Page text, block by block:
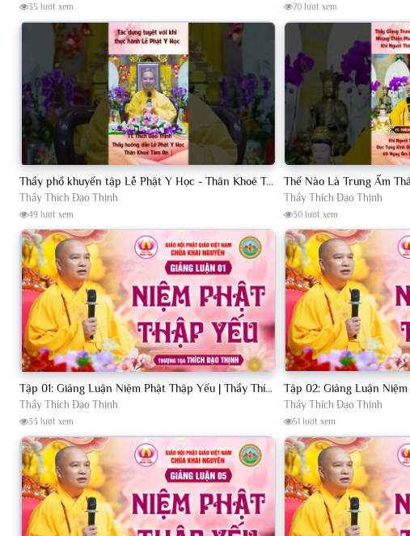
35 lượt xem 70 lượt xem
Thầy phổ khuyến tập Lễ Phật Y Học - Thân Khoẻ Tâm An │TT. Thích Đạo Thịnh
Thầy Thích Đạo Thịnh
49 lượt xem
Thầy Thích Đạo Thịnh
30 lượt xem
Tập 01: Giảng Luận Niệm Phật Thập Yếu | Thầy Thích Đạo Thịnh
Thầy Thích Đạo Thịnh
33 lượt xem
Thầy Thích Đạo Thịnh
51 lượt xem